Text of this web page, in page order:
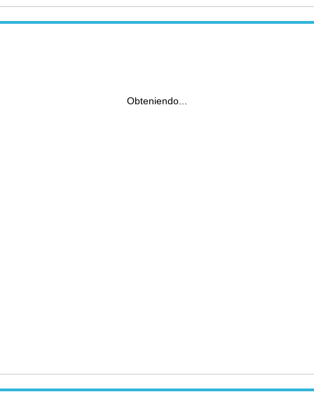
Obteniendo...